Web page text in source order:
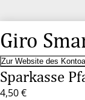
Giro
Zur Website des
Sparkasse
4,50 €